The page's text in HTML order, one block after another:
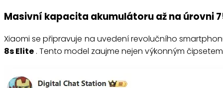
Masivní kapacita akumulátoru až na úrovni
Xiaomi se připravuje na uvedení revolučního
8s Elite . Tento model zaujme nejen výkonným